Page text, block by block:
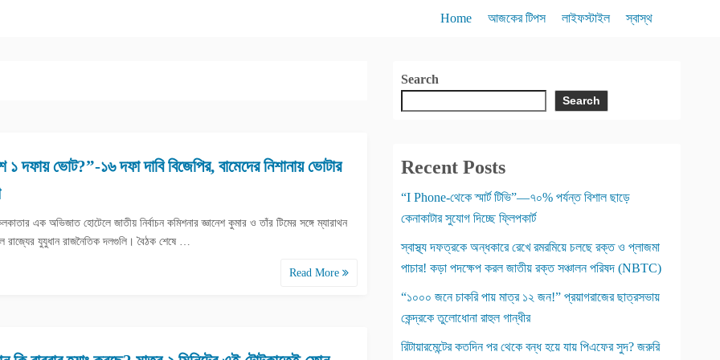
Home আজকের টিপস লাইফস্টাইল স্বাস্থ
১ দফায় ভোট?”-১৬ দফা দাবি বিজেপির, বামেদের নিশানায় ভোটার
এক অভিজাত হোটেলে জাতীয় নির্বাচন কমিশনার জ্ঞানেশ কুমার ও তাঁর টিমের সঙ্গে ম্যারাথন
রাজ্যের যুযুধান রাজনৈতিক দলগুলি। বৈঠক শেষে …
Read More
Search
Search
Recent Posts
“I Phone-থেকে স্মার্ট টিভি”—৭০% পর্যন্ত বিশাল ছাড়ে
কেনাকাটার সুযোগ দিচ্ছে ফ্লিপকার্ট
স্বাস্থ্য দফত্রকে অন্ধকারে রেখে রমরমিয়ে চলছে রক্ত ও প্লাজমা
পাচার! কড়া পদক্ষেপ করল জাতীয় রক্ত সঞ্চালন পরিষদ (NBTC)
“১০০০ জনে চাকরি পায় মাত্র ১২ জন!” প্রয়াগরাজের ছাত্রসভায়
কেন্দ্রকে তুলোধোনা রাহুল গান্ধীর
রিটায়ারমেন্টের কতদিন পর থেকে বন্ধ হয়ে যায় পিএফের সুদ? জরুরি